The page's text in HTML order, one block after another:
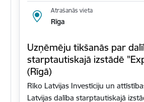
Atrašanās vieta
Rīga
Uzņēmēju tikšanās par
starptautiskajā izstādē
(Rīgā)
Rīko Latvijas Investīciju un
Latvijas dalība starptautiskajā